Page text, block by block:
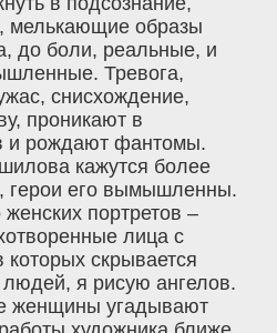
мелькающие образы
до боли, реальные, и
Тревога,
снисхождение,
проникают в
и рождают фантомы.
кажутся более
герои его вымышленны.
портретов –
лица с
скрывается
я рисую ангелов.
женщины угадывают